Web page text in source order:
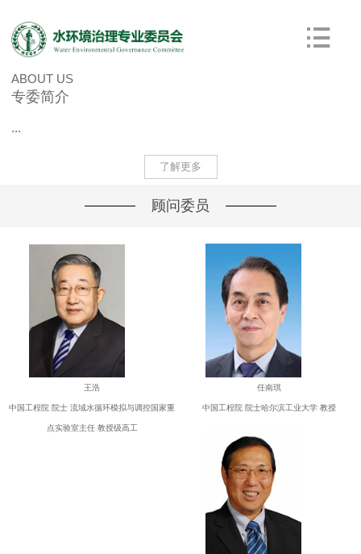
ABOUT US
专委简介
...
了解更多
顾问委员
王浩
中国工程院 院士 流域水循环模拟与调控国家重
点实验室主任 教授级高工
任南琪
中国工程院 院士哈尔滨工业大学 教授